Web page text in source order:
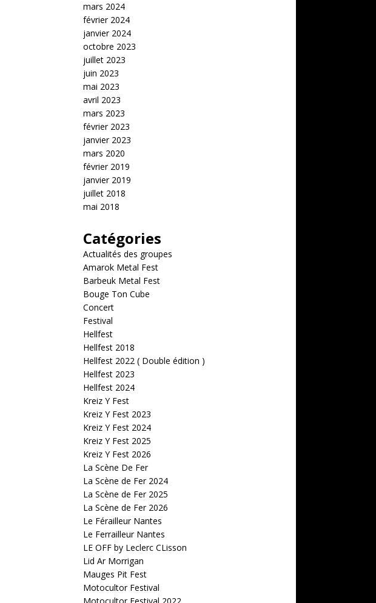
mars 2024
février 2024
janvier 2024
octobre 2023
juillet 2023
juin 2023
mai 2023
avril 2023
mars 2023
février 2023
janvier 2023
mars 2020
février 2019
janvier 2019
juillet 2018
mai 2018
Catégories
Actualités des groupes
Amarok Metal Fest
Barbeuk Metal Fest
Bouge Ton Cube
Concert
Festival
Hellfest
Hellfest 2018
Hellfest 2022 ( Double édition )
Hellfest 2023
Hellfest 2024
Kreiz Y Fest
Kreiz Y Fest 2023
Kreiz Y Fest 2024
Kreiz Y Fest 2025
Kreiz Y Fest 2026
La Scène De Fer
La Scène de Fer 2024
La Scène de Fer 2025
La Scène de Fer 2026
Le Férailleur Nantes
Le Ferrailleur Nantes
LE OFF by Leclerc CLisson
Lid Ar Morrigan
Mauges Pit Fest
Motocultor Festival